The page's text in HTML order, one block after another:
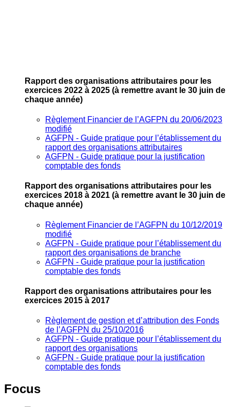
Rapport des organisations attributaires pour les
exercices 2022 à 2025 (à remettre avant le 30 juin de
chaque année)
Règlement Financier de l’AGFPN du 20/06/2023
modifié
AGFPN ‐ Guide pratique pour l’établissement du
rapport des organisations attributaires
AGFPN ‐ Guide pratique pour la justification
comptable des fonds
Rapport des organisations attributaires pour les
exercices 2018 à 2021 (à remettre avant le 30 juin de
chaque année)
Règlement Financier de l’AGFPN du 10/12/2019
modifié
AGFPN ‐ Guide pratique pour l’établissement du
rapport des organisations de branche
AGFPN ‐ Guide pratique pour la justification
comptable des fonds
Rapport des organisations attributaires pour les
exercices 2015 à 2017
Règlement de gestion et d’attribution des Fonds
de l’AGFPN du 25/10/2016
AGFPN ‐ Guide pratique pour l’établissement du
rapport des organisations
AGFPN ‐ Guide pratique pour la justification
comptable des fonds
Focus